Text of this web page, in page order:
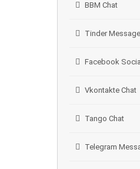
BBM Chat
Tinder
Facebook
Vkontakte Chat
Tango Chat
Telegram